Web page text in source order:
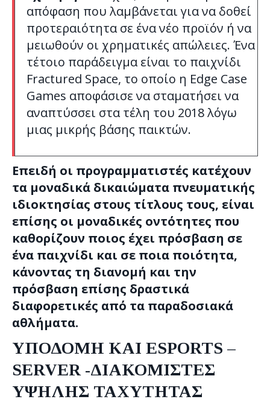
απόφαση που λαμβάνεται για να δοθεί
προτεραιότητα σε ένα νέο προϊόν ή να
μειωθούν οι χρηματικές απώλειες. Ένα
τέτοιο παράδειγμα είναι το παιχνίδι
Fractured Space, το οποίο η Edge Case
Games αποφάσισε να σταματήσει να
αναπτύσσει στα τέλη του 2018 λόγω
μιας μικρής βάσης παικτών.
Επειδή οι προγραμματιστές κατέχουν
τα μοναδικά δικαιώματα πνευματικής
ιδιοκτησίας στους τίτλους τους, είναι
επίσης οι μοναδικές οντότητες που
καθορίζουν ποιος έχει πρόσβαση σε
ένα παιχνίδι και σε ποια ποιότητα,
κάνοντας τη διανομή και την
πρόσβαση επίσης δραστικά
διαφορετικές από τα παραδοσιακά
αθλήματα.
ΥΠΟΔΟΜΗ ΚΑΙ ESPORTS –
SERVER -ΔΙΑΚΟΜΙΣΤΕΣ
ΥΨΗΛΗΣ ΤΑΧΥΤΗΤΑΣ